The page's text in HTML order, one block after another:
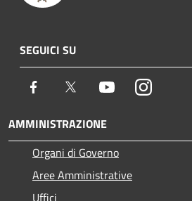
SEGUICI SU
Facebook Twitter YoutubeInstagram
AMMINISTRAZIONE
Organi di Governo
Aree Amministrative